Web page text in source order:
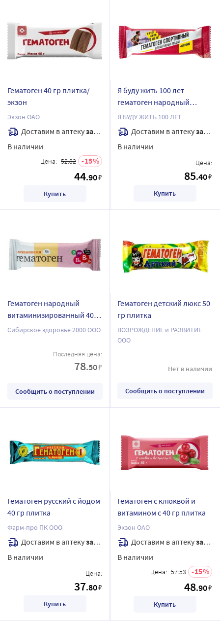
Гематоген 40 гр плитка/
экзон
Экзон ОАО
Доставим в аптекузавтра
В наличии
Цена: 52.82 15
44.90₽
Купить
Я буду жить 100 лет
гематоген народный
спортивный 40 гр плитка
Я БУДУ ЖИТЬ 100 ЛЕТ
Доставим в аптекузавтра
В наличии
Цена:
85.40₽
Купить
Гематоген народный
витаминизированный 40
гр плитка
Сибирское здоровье 2000 ООО
Последняя цена:
78.50₽
Сообщить о поступлении
Гематоген детский люкс 50
гр плитка
ВОЗРОЖДЕНИЕ и РАЗВИТИЕ
ООО
Нет в наличии
Сообщить о поступлении
Гематоген русский с йодом
40 гр плитка
Фарм-про ПК ООО
Доставим в аптекузавтра
В наличии
Цена:
37.80₽
Купить
Гематоген с клюквой и
витамином с 40 гр плитка
Экзон ОАО
Доставим в аптекузавтра
В наличии
Цена: 57.53 15
48.90₽
Купить